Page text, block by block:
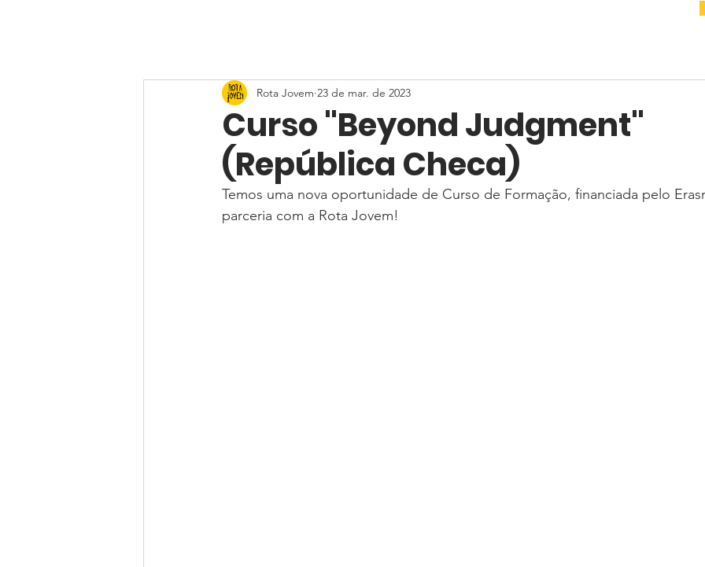
Curso "Beyond Judgment"
(República Checa)
Rota Jovem 23 de mar. de 2023
Temos uma nova oportunidade de Curso de Formação, financiada pelo
parceria com a Rota Jovem!